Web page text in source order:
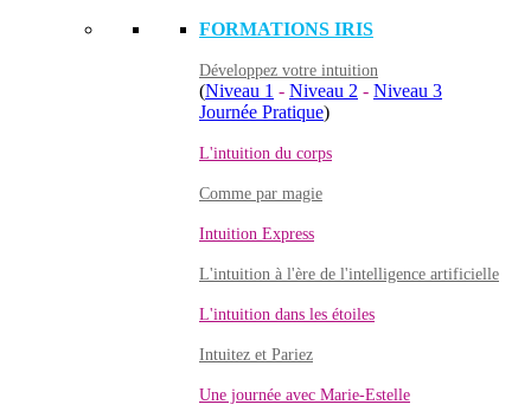
FORMATIONS IRIS
Développez votre intuition
(Niveau 1 - Niveau 2 - Niveau 3
Journée Pratique)
L'intuition du corps
Comme par magie
Intuition Express
L'intuition à l'ère de l'intelligence artificielle
L'intuition dans les étoiles
Intuitez et Pariez
Une journée avec Marie-Estelle